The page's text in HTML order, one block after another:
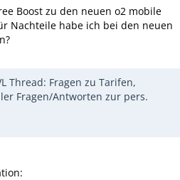
Boost zu den neuen o2 mobile
Nachteile habe ich bei den neuen
Thread: Fragen zu Tarifen,
Fragen/Antworten zur pers.